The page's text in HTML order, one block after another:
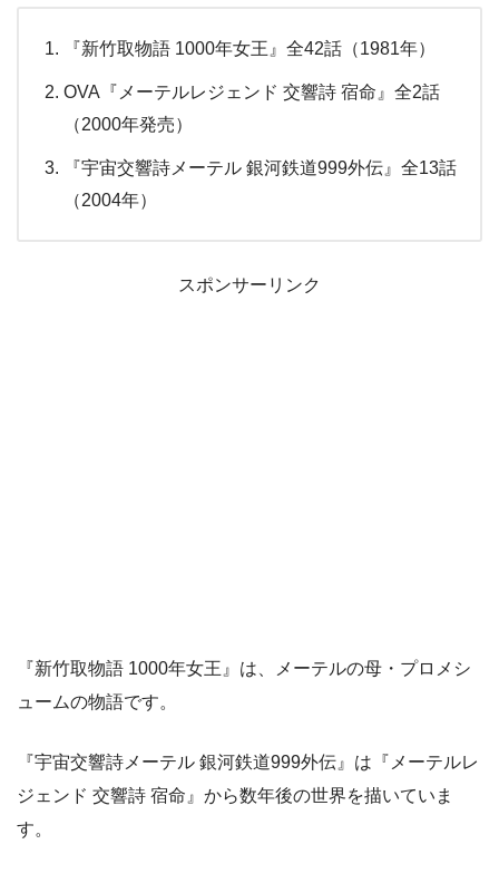
『新竹取物語 1000年女王』全42話（1981年）
OVA『メーテルレジェンド 交響詩 宿命』全2話
（2000年発売）
『宇宙交響詩メーテル 銀河鉄道999外伝』全13話
（2004年）
スポンサーリンク
『新竹取物語 1000年女王』は、メーテルの母・プロメシ
ュームの物語です。
『宇宙交響詩メーテル 銀河鉄道999外伝』は『メーテルレ
ジェンド 交響詩 宿命』から数年後の世界を描いていま
す。